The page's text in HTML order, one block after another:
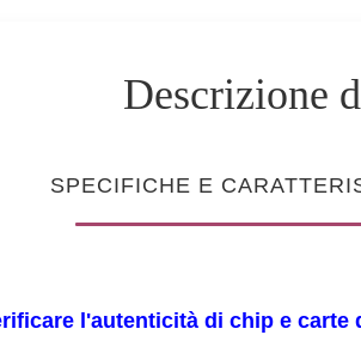
Descrizione
SPECIFICHE E
l'autenticità di chip e carte